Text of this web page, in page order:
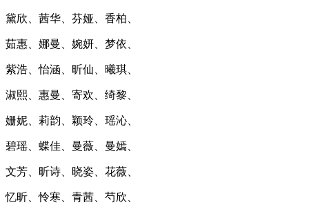
黛欣、茜华、芬娅、香柏、
茹惠、娜曼、婉妍、梦依、
紫浩、怡涵、昕仙、曦琪、
淑熙、惠曼、寄欢、绮黎、
姗妮、莉韵、颖玲、瑶沁、
碧瑶、蝶佳、曼薇、曼嫣、
文芳、昕诗、晓姿、花薇、
忆昕、怜寒、青茜、芍欣、